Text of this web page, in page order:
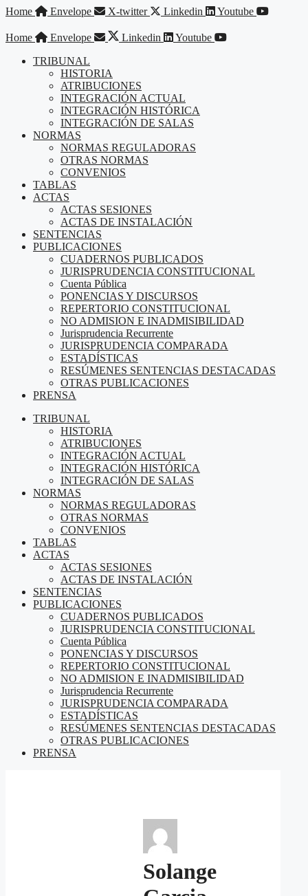
Saltar
contenido
Home Envelope X-twitter Linkedin Youtube
Home Envelope Linkedin
Youtube
TRIBUNAL
HISTORIA
ATRIBUCIONES
INTEGRACIÓN ACTUAL
INTEGRACIÓN HISTÓRICA
INTEGRACIÓN DE SALAS
NORMAS
NORMAS REGULADORAS
OTRAS NORMAS
CONVENIOS
TABLAS
ACTAS
ACTAS SESIONES
ACTAS DE INSTALACIÓN
SENTENCIAS
PUBLICACIONES
CUADERNOS PUBLICADOS
JURISPRUDENCIA CONSTITUCIONAL
Cuenta Pública
PONENCIAS Y DISCURSOS
REPERTORIO CONSTITUCIONAL
NO ADMISION E INADMISIBILIDAD
Jurisprudencia Recurrente
JURISPRUDENCIA COMPARADA
ESTADÍSTICAS
RESÚMENES SENTENCIAS DESTACADAS
OTRAS PUBLICACIONES
PRENSA
TRIBUNAL
HISTORIA
ATRIBUCIONES
INTEGRACIÓN ACTUAL
INTEGRACIÓN HISTÓRICA
INTEGRACIÓN DE SALAS
NORMAS
NORMAS REGULADORAS
OTRAS NORMAS
CONVENIOS
TABLAS
ACTAS
ACTAS SESIONES
ACTAS DE INSTALACIÓN
SENTENCIAS
PUBLICACIONES
CUADERNOS PUBLICADOS
JURISPRUDENCIA CONSTITUCIONAL
Cuenta Pública
PONENCIAS Y DISCURSOS
REPERTORIO CONSTITUCIONAL
NO ADMISION E INADMISIBILIDAD
Jurisprudencia Recurrente
JURISPRUDENCIA COMPARADA
ESTADÍSTICAS
RESÚMENES SENTENCIAS DESTACADAS
OTRAS PUBLICACIONES
PRENSA
Solange